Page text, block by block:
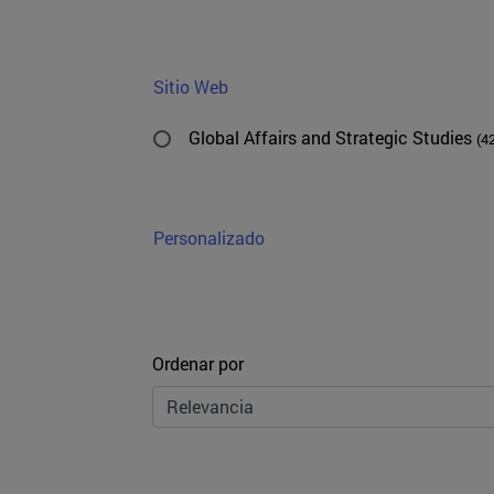
Sitio Web
Global Affairs and Strategic Studies
Personalizado
Ordenar
Ordenar por